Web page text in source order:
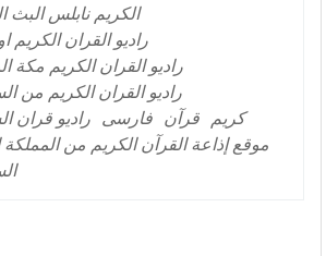
الكريم نابلس البث
راديو القران الكريم
راديو القران الكريم مكة
راديو القران الكريم من
راديو قران فارسی قرآن كريم
موقع إذاعة القرآن الكريم من المملكة